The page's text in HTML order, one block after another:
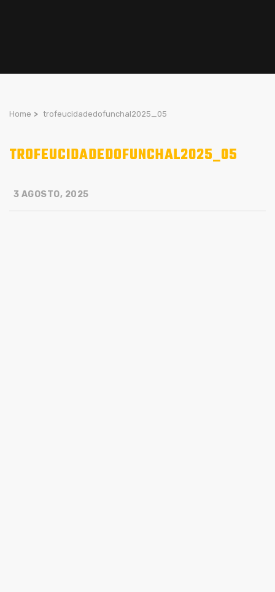
Home > trofeucidadedofunchal2025_05
TROFEUCIDADEDOFUNCHAL2025_05
3 AGOSTO, 2025